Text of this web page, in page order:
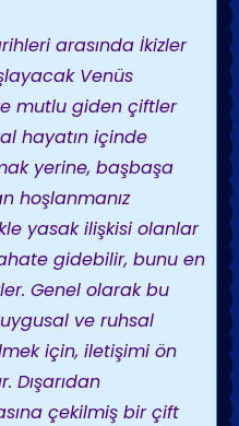
arasında İkizler
Venüs
mutlu giden çiftler
hayatın içinde
yerine, başbaşa
hoşlanmanız
yasak ilişkisi olanlar
gidebilir, bunu en
Genel olarak bu
ve ruhsal
için, iletişimi ön
Dışarıdan
çekilmiş bir çift